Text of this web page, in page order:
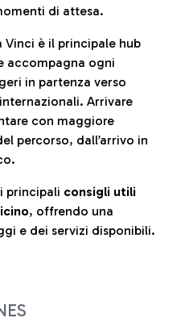
di attesa.
Vinci è il principale hub
accompagna ogni
in partenza verso
Arrivare
con maggiore
percorso, dall’arrivo in
principali consigli utili
, offrendo una
e dei servizi disponibili.